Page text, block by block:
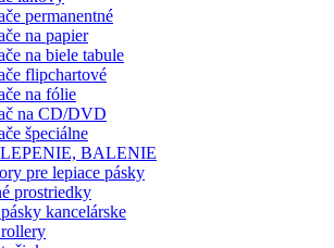
permanentné
na papier
na biele tabule
flipchartové
na fólie
na CD/DVD
špeciálne
BALENIE
pre lepiace pásky
prostriedky
kancelárske